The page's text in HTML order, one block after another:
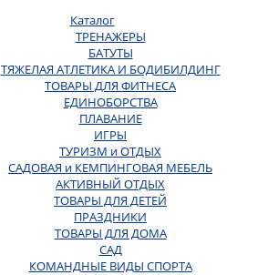
Каталог
ТРЕНАЖЕРЫ
БАТУТЫ
ТЯЖЕЛАЯ АТЛЕТИКА И БОДИБИЛДИНГ
ТОВАРЫ ДЛЯ ФИТНЕСА
ЕДИНОБОРСТВА
ПЛАВАНИЕ
ИГРЫ
ТУРИЗМ и ОТДЫХ
САДОВАЯ и КЕМПИНГОВАЯ МЕБЕЛЬ
АКТИВНЫЙ ОТДЫХ
ТОВАРЫ ДЛЯ ДЕТЕЙ
ПРАЗДНИКИ
ТОВАРЫ ДЛЯ ДОМА
САД
КОМАНДНЫЕ ВИДЫ СПОРТА